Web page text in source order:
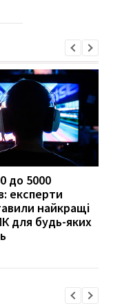
до 5000
експерти
найкращі
для будь-яких